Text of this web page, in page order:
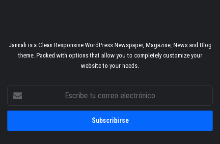
Jannah is a Clean Responsive WordPress Newspaper, Magazine, News and Blog
theme. Packed with options that allow you to completely customize your
website to your needs.
correo